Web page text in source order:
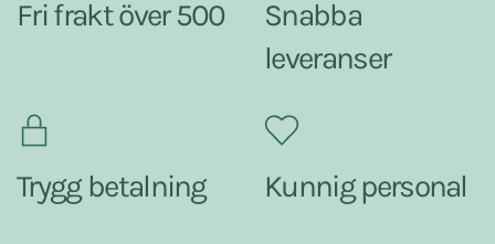
Fri frakt över 500
Snabba
leveranser
Trygg betalning Kunnig personal